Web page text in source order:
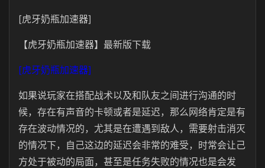
[虎牙奶瓶加速器]
【虎牙奶瓶加速器】最新版下载
[虎牙奶瓶加速器]
如果说玩家在搭配战术以及和队友之间进行沟通的时
候，存在有声音的卡顿或者是延迟，那么网络肯定是有
存在波动情况的，尤其是在遭遇到敌人，需要射击消灭
的情况下，自己这边的延迟会非常的难受，时常会让己
方处于被动的局面，甚至是任务失败的情况也是会发